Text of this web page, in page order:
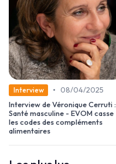
Interview •
08/04/2025
Interview de Véronique Cerruti :
Santé masculine - EVOM casse
les codes des compléments
alimentaires